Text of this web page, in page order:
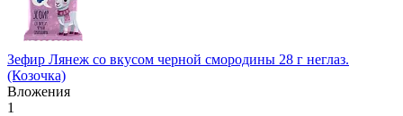
Зефир Лянеж со вкусом черной смородины 28 г неглаз.
(Козочка)
Вложения
1